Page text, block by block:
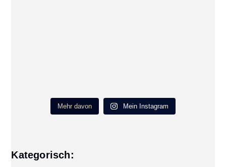
Mehr davon Mein Instagram
Kategorisch: